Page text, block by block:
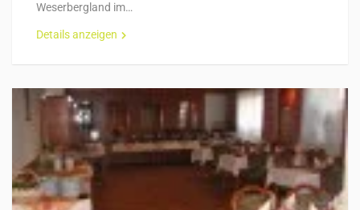
Weserbergland im…
Details anzeigen